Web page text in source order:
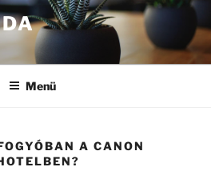
Menü
A CANON